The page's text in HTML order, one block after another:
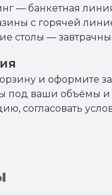
— банкетная
с горячей
столы —
и оформите
под ваши объёмы
согласовать